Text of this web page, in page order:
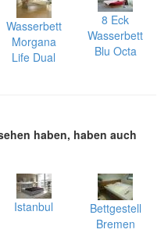
Wasserbett
Morgana
Life Dual
8 Eck
Wasserbett
Blu Octa
haben, haben auch
Istanbul
Bettgestell
Bremen